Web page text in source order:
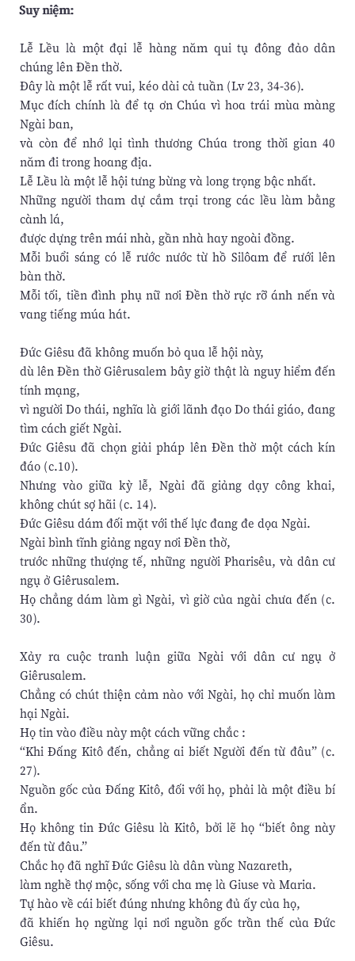
Suy niệm:
Lễ Lều là một đại lễ hàng năm qui tụ đông đảo dân
chúng lên Đền thờ.
Đây là một lễ rất vui, kéo dài cả tuần (Lv 23, 34-36).
Mục đích chính là để tạ ơn Chúa vì hoa trái mùa màng
Ngài ban,
và còn để nhớ lại tình thương Chúa trong thời gian 40
năm đi trong hoang địa.
Lễ Lều là một lễ hội tưng bừng và long trọng bậc nhất.
Những người tham dự cắm trại trong các lều làm bằng
cành lá,
được dựng trên mái nhà, gần nhà hay ngoài đồng.
Mỗi buổi sáng có lễ rước nước từ hồ Silôam để rưới lên
bàn thờ.
Mỗi tối, tiền đình phụ nữ nơi Đền thờ rực rỡ ánh nến và
vang tiếng múa hát.
Đức Giêsu đã không muốn bỏ qua lễ hội này,
dù lên Đền thờ Giêrusalem bây giờ thật là nguy hiểm đến
tính mạng,
vì người Do thái, nghĩa là giới lãnh đạo Do thái giáo, đang
tìm cách giết Ngài.
Đức Giêsu đã chọn giải pháp lên Đền thờ một cách kín
đáo (c.10).
Nhưng vào giữa kỳ lễ, Ngài đã giảng dạy công khai,
không chút sợ hãi (c. 14).
Đức Giêsu dám đối mặt với thế lực đang đe dọa Ngài.
Ngài bình tĩnh giảng ngay nơi Đền thờ,
trước những thượng tế, những người Pharisêu, và dân cư
ngụ ở Giêrusalem.
Họ chẳng dám làm gì Ngài, vì giờ của ngài chưa đến (c.
30).
Xảy ra cuộc tranh luận giữa Ngài với dân cư ngụ ở
Giêrusalem.
Chẳng có chút thiện cảm nào với Ngài, họ chỉ muốn làm
hại Ngài.
Họ tin vào điều này một cách vững chắc :
“Khi Đấng Kitô đến, chẳng ai biết Người đến từ đâu” (c.
27).
Nguồn gốc của Đấng Kitô, đối với họ, phải là một điều bí
ẩn.
Họ không tin Đức Giêsu là Kitô, bởi lẽ họ “biết ông này
đến từ đâu.”
Chắc họ đã nghĩ Đức Giêsu là dân vùng Nazareth,
làm nghề thợ mộc, sống với cha mẹ là Giuse và Maria.
Tự hào về cái biết đúng nhưng không đủ ấy của họ,
đã khiến họ ngừng lại nơi nguồn gốc trần thế của Đức
Giêsu.